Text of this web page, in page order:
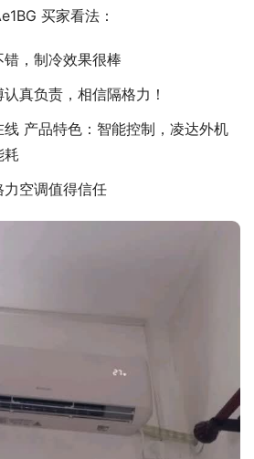
买家看法：
，制冷效果很棒
真负责，相信隔格力！
产品特色：智能控制，凌达外机
耗
空调值得信任